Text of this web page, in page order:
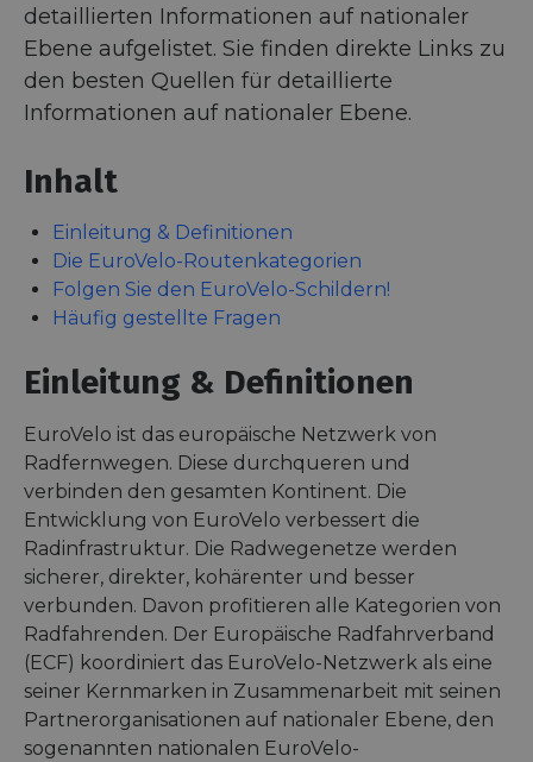
detaillierten Informationen auf nationaler
Ebene aufgelistet. Sie finden direkte Links zu
den besten Quellen für detaillierte
Informationen auf nationaler Ebene.
Inhalt
Einleitung & Definitionen
Die EuroVelo-Routenkategorien
Folgen Sie den EuroVelo-Schildern!
Häufig gestellte Fragen
Einleitung & Definitionen
EuroVelo ist das europäische Netzwerk von
Radfernwegen. Diese durchqueren und
verbinden den gesamten Kontinent. Die
Entwicklung von EuroVelo verbessert die
Radinfrastruktur. Die Radwegenetze werden
sicherer, direkter, kohärenter und besser
verbunden. Davon profitieren alle Kategorien von
Radfahrenden. Der Europäische Radfahrverband
(ECF) koordiniert das EuroVelo-Netzwerk als eine
seiner Kernmarken in Zusammenarbeit mit seinen
Partnerorganisationen auf nationaler Ebene, den
sogenannten nationalen EuroVelo-